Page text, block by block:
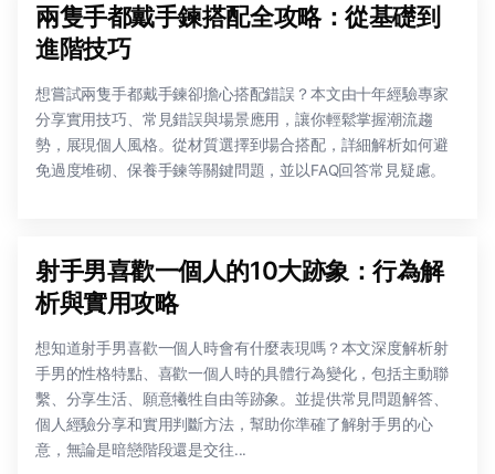
兩隻手都戴手鍊搭配全攻略：從基礎到
進階技巧
想嘗試兩隻手都戴手鍊卻擔心搭配錯誤？本文由十年經驗專家
分享實用技巧、常見錯誤與場景應用，讓你輕鬆掌握潮流趨
勢，展現個人風格。從材質選擇到場合搭配，詳細解析如何避
免過度堆砌、保養手鍊等關鍵問題，並以FAQ回答常見疑慮。
射手男喜歡一個人的10大跡象：行為解
析與實用攻略
想知道射手男喜歡一個人時會有什麼表現嗎？本文深度解析射
手男的性格特點、喜歡一個人時的具體行為變化，包括主動聯
繫、分享生活、願意犧牲自由等跡象。並提供常見問題解答、
個人經驗分享和實用判斷方法，幫助你準確了解射手男的心
意，無論是暗戀階段還是交往...